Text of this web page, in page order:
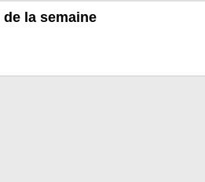
la semaine